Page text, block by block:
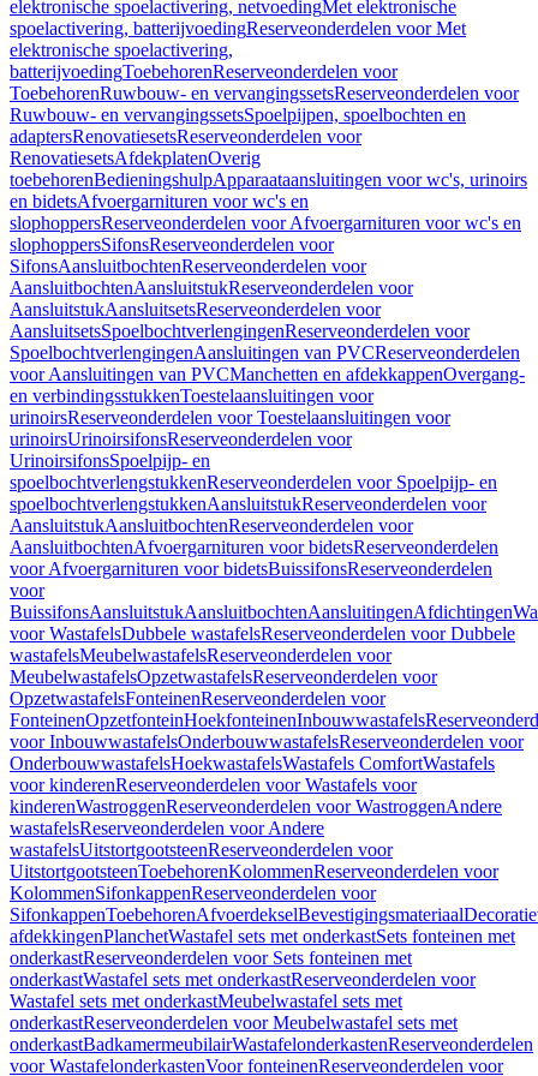
elektronische spoelactivering, netvoedingMet elektronische
spoelactivering, batterijvoedingReserveonderdelen voor Met
elektronische spoelactivering,
batterijvoedingToebehorenReserveonderdelen voor
ToebehorenRuwbouw- en vervangingssetsReserveonderdelen voor
Ruwbouw- en vervangingssetsSpoelpijpen, spoelbochten en
adaptersRenovatiesetsReserveonderdelen voor
RenovatiesetsAfdekplatenOverig
toebehorenBedieningshulpApparaataansluitingen voor wc's, urinoirs
en bidetsAfvoergarnituren voor wc's en
slophoppersReserveonderdelen voor Afvoergarnituren voor wc's en
slophoppersSifonsReserveonderdelen voor
SifonsAansluitbochtenReserveonderdelen voor
AansluitbochtenAansluitstukReserveonderdelen voor
AansluitstukAansluitsetsReserveonderdelen voor
AansluitsetsSpoelbochtverlengingenReserveonderdelen voor
SpoelbochtverlengingenAansluitingen van PVCReserveonderdelen
voor Aansluitingen van PVCManchetten en afdekkappenOvergang-
en verbindingsstukkenToestelaansluitingen voor
urinoirsReserveonderdelen voor Toestelaansluitingen voor
urinoirsUrinoirsifonsReserveonderdelen voor
UrinoirsifonsSpoelpijp- en
spoelbochtverlengstukkenReserveonderdelen voor Spoelpijp- en
spoelbochtverlengstukkenAansluitstukReserveonderdelen voor
AansluitstukAansluitbochtenReserveonderdelen voor
AansluitbochtenAfvoergarnituren voor bidetsReserveonderdelen
voor Afvoergarnituren voor bidetsBuissifonsReserveonderdelen
voor
BuissifonsAansluitstukAansluitbochtenAansluitingenAfdichtingen
voor WastafelsDubbele wastafelsReserveonderdelen voor Dubbele
wastafelsMeubelwastafelsReserveonderdelen voor
MeubelwastafelsOpzetwastafelsReserveonderdelen voor
OpzetwastafelsFonteinenReserveonderdelen voor
FonteinenOpzetfonteinHoekfonteinenInbouwwastafels
voor InbouwwastafelsOnderbouwwastafelsReserveonderdelen voor
OnderbouwwastafelsHoekwastafelsWastafels ComfortWastafels
voor kinderenReserveonderdelen voor Wastafels voor
kinderenWastroggenReserveonderdelen voor WastroggenAndere
wastafelsReserveonderdelen voor Andere
wastafelsUitstortgootsteenReserveonderdelen voor
UitstortgootsteenToebehorenKolommenReserveonderdelen voor
KolommenSifonkappenReserveonderdelen voor
SifonkappenToebehorenAfvoerdekselBevestigingsmateriaal
afdekkingenPlanchetWastafel sets met onderkastSets fonteinen met
onderkastReserveonderdelen voor Sets fonteinen met
onderkastWastafel sets met onderkastReserveonderdelen voor
Wastafel sets met onderkastMeubelwastafel sets met
onderkastReserveonderdelen voor Meubelwastafel sets met
onderkastBadkamermeubilairWastafelonderkastenReserveonderdelen
voor WastafelonderkastenVoor fonteinenReserveonderdelen voor